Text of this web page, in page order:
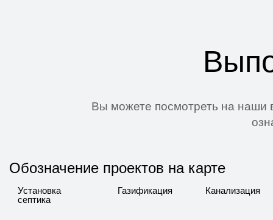
Вы можете посмотреть на наши
Обозначение проектов на карте
Установка
септика
Газификация Канализация